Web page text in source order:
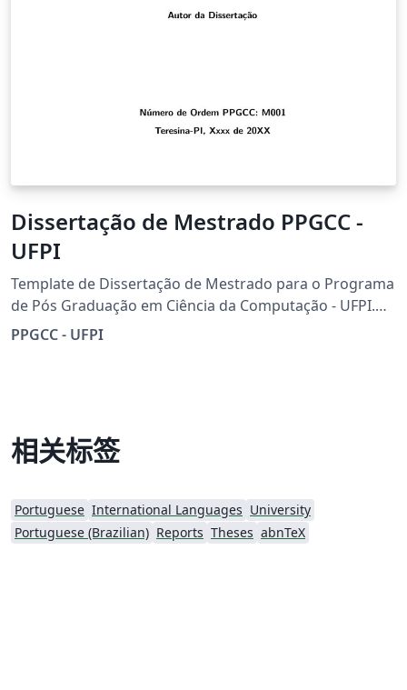
Dissertação de Mestrado PPGCC -
UFPI
Template de Dissertação de Mestrado para o Programa
de Pós Graduação em Ciência da Computação - UFPI.
JMessias
PPGCC - UFPI
相关标签
Portuguese International Languages University
Portuguese (Brazilian) Reports Theses abnTeX